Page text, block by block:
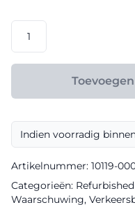
model
J10
III
Sign
aantal
Indien voorradig
Artikelnummer: 10119-
Categorieën:
Waarschuwing,